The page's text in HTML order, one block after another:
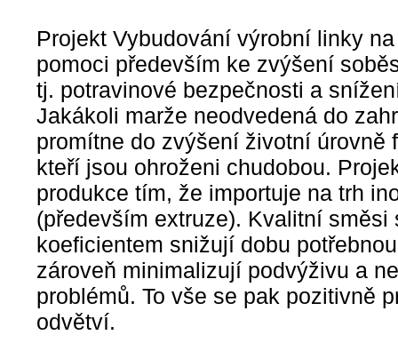
Projekt Vybudování výrobní linky
pomoci především ke zvýšení
tj. potravinové bezpečnosti a
Jakákoli marže neodvedená do
promítne do zvýšení životní úrovně
kteří jsou ohroženi chudobou.
produkce tím, že importuje na trh
(především extruze). Kvalitní směsi
koeficientem snižují dobu
zároveň minimalizují podvýživu a
problémů. To vše se pak pozitivně
odvětví.